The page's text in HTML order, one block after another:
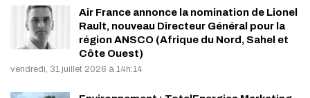
Air France annonce la nomination de Lionel
Rault, nouveau Directeur Général pour la
région ANSCO (Afrique du Nord, Sahel et
Côte Ouest)
vendredi, 31 juillet 2026 à 14h:14